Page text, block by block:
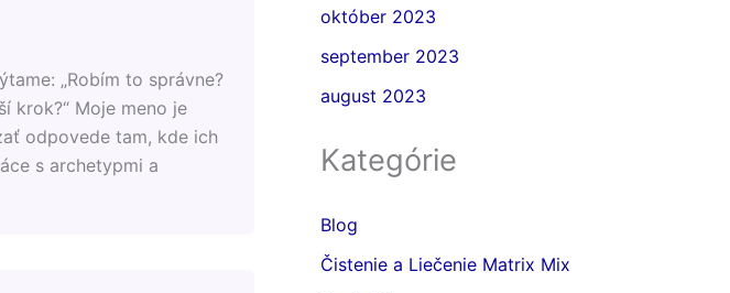
„Robím to správne?
krok?“ ​Moje meno je
odpovede tam, kde ich
s archetypmi a
október 2023
september 2023
august 2023
Kategórie
Blog
Čistenie a Liečenie Matrix Mix